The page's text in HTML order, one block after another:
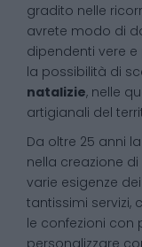
gradito nelle
avrete modo di
dipendenti vere e
la possibilità di
natalizie, nelle
artigianali del
Da oltre 25 anni
nella creazione di
varie esigenze
tantissimi servizi,
le confezioni con
personalizzare